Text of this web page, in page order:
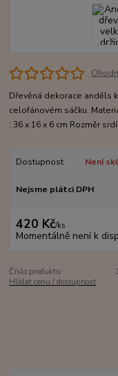
Dřevěná dekorace anděls
celofánovém sáčku.
: 36 x 16 x 6 cm Rozměr
Dostupnost Není
Nejsme plátci DPH
420 Kč/ks
Momentálně není k
Číslo produktu:
Hlídat cenu / dostupnost